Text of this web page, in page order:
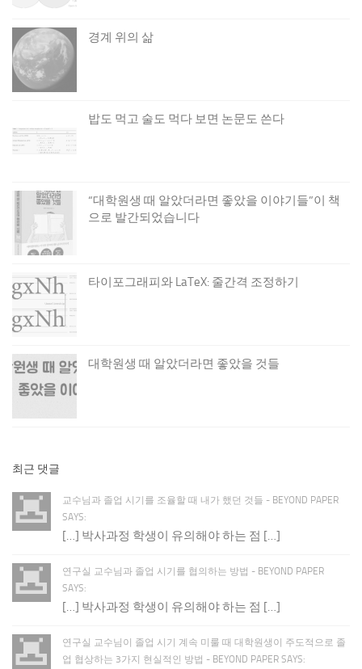
경계 위의 삶
밥도 먹고 술도 먹다 보면 논문도 쓴다
“대학원생 때 알았더라면 좋았을 이야기들”이 책
으로 발간되었습니다
타이포그래피와 LaTeX: 줄간격 조정하기
대학원생 때 알았더라면 좋았을 것들
최근 댓글
교수님과 졸업 시기를 조율할 때 내가 했던 것들 - BEYOND PAPER
SAYS:
[…] 박사과정 학생이 유의해야 하는 점 […]
연구실 교수님과 졸업 시기를 협의하는 방법 - BEYOND PAPER
SAYS:
[…] 박사과정 학생이 유의해야 하는 점 […]
연구실 교수님이 졸업 시기 계속 미룰 때 대학원생이 주도적으로 졸
업 협상하는 3가지 현실적인 방법 - BEYOND PAPER SAYS: